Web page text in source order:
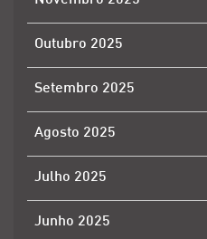
Outubro 2025
Setembro 2025
Agosto 2025
Julho 2025
Junho 2025